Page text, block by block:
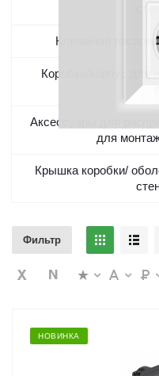
Клеммная
Коробка/корпус для
Аксессуары для
для
Крышка коробки/
Фильтр
НОВИНКА